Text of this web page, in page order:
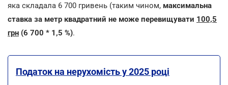
яка складала 6 700 гривень (таким чином, максимальна
ставка за метр квадратний не може перевищувати 100,5
грн (6 700 * 1,5 %).
Податок на нерухомість у 2025 році